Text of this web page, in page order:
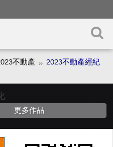
不動產
2023不動產經紀
更多作品